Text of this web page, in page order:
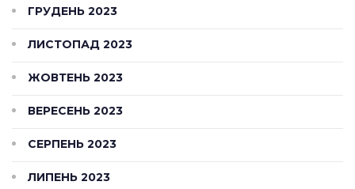
ГРУДЕНЬ 2023
ЛИСТОПАД 2023
ЖОВТЕНЬ 2023
ВЕРЕСЕНЬ 2023
СЕРПЕНЬ 2023
ЛИПЕНЬ 2023